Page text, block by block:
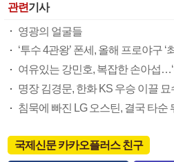
관련기사
영광의 얼굴들
‘투수 4관왕’ 폰세, 올해 프로야구 ‘
명장 김경문, 한화 KS 우승 이끌 묘
침묵에 빠진 LG 오스틴, 결국 타순
국제신문 카카오플러스 친구